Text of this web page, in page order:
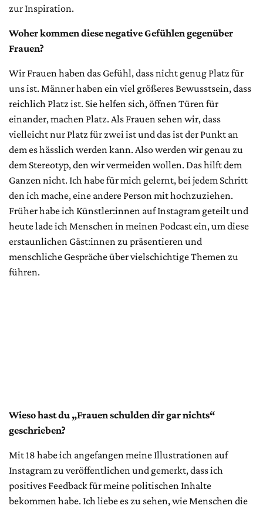
zur Inspiration.
Woher kommen diese negative Gefühlen gegenüber
Frauen?
Wir Frauen haben das Gefühl, dass nicht genug Platz für
uns ist. Männer haben ein viel größeres Bewusstsein, dass
reichlich Platz ist. Sie helfen sich, öffnen Türen für
einander, machen Platz. Als Frauen sehen wir, dass
vielleicht nur Platz für zwei ist und das ist der Punkt an
dem es hässlich werden kann. Also werden wir genau zu
dem Stereotyp, den wir vermeiden wollen. Das hilft dem
Ganzen nicht. Ich habe für mich gelernt, bei jedem Schritt
den ich mache, eine andere Person mit hochzuziehen.
Früher habe ich Künstler:innen auf Instagram geteilt und
heute lade ich Menschen in meinen Podcast ein, um diese
erstaunlichen Gäst:innen zu präsentieren und
menschliche Gespräche über vielschichtige Themen zu
führen.
Wieso hast du „Frauen schulden dir gar nichts“
geschrieben?
Mit 18 habe ich angefangen meine Illustrationen auf
Instagram zu veröffentlichen und gemerkt, dass ich
positives Feedback für meine politischen Inhalte
bekommen habe. Ich liebe es zu sehen, wie Menschen die